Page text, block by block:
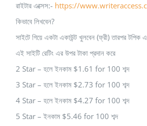
রাইটার এক্সেস:- https://
কিভাবে লিখবেন?
সাইটে গিয়ে একটা একাউন্ট খুলবেন (ফ্রী) তারপর টপিক
এই সাইটি রেটিং এর উপর টাকা প্রদান করে
2 Star – হলে ইনকাম $1.61 for 100 শব্দ
3 Star – হলে ইনকাম $2.73 for 100 শব্দ
4 Star – হলে ইনকাম $4.27 for 100 শব্দ
5 Star – ইনকাম $5.46 for 100 শব্দ